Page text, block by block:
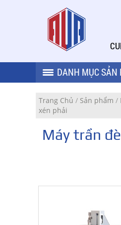
DANH MỤC SẢN
Trang Chủ / Sản phẩm /
xén phải
Máy trần